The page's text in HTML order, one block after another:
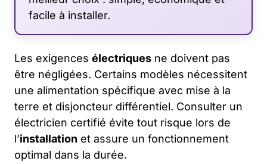
facile à installer.
Les exigences électriques ne doivent pas
être négligées. Certains modèles nécessitent
une alimentation spécifique avec mise à la
terre et disjoncteur différentiel. Consulter un
électricien certifié évite tout risque lors de
l’installation et assure un fonctionnement
optimal dans la durée.